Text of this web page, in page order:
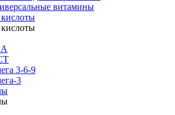
витамины
3-6-9
3